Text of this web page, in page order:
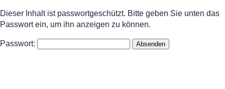
Dieser Inhalt ist passwortgeschützt. Bitte geben Sie unten das
Passwort ein, um ihn anzeigen zu können.
Passwort: